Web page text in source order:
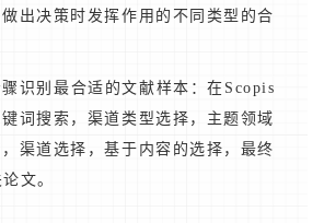
出决策时发挥作用的不同类型的合
识别最合适的文献样本：在Scopis
词搜索，渠道类型选择，主题领域
渠道选择，基于内容的选择，最终
文。